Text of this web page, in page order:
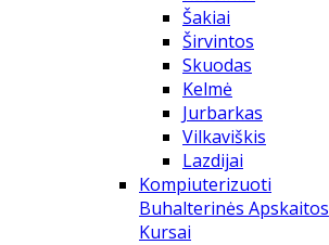
Šakiai
Širvintos
Skuodas
Kelmė
Jurbarkas
Vilkaviškis
Lazdijai
Kompiuterizuoti
Buhalterinės Apskaitos
Kursai